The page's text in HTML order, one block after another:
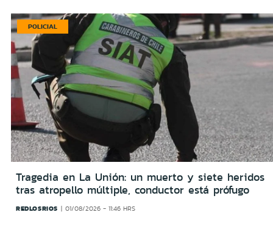
POLICIAL
Tragedia en La Unión: un muerto y siete heridos
tras atropello múltiple, conductor está prófugo
REDLOSRIOS 01/08/2026 - 11:46 HRS